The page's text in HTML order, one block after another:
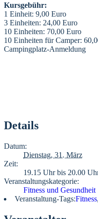
Kursgebühr:
1 Einheit: 9,00 Euro
3 Einheiten: 24,00 Euro
10 Einheiten: 70,00 Euro
10 Einheiten für Camper:
Campingplatz-Anmeldung
Details
Datum:
Dienstag, 31. März
Zeit:
19.15 Uhr bis 20.00
Veranstaltungskategorie:
Fitness und Gesundheit
Veranstaltung-Tags:Fitness,